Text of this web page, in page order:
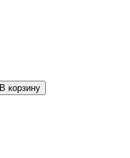
В корзину